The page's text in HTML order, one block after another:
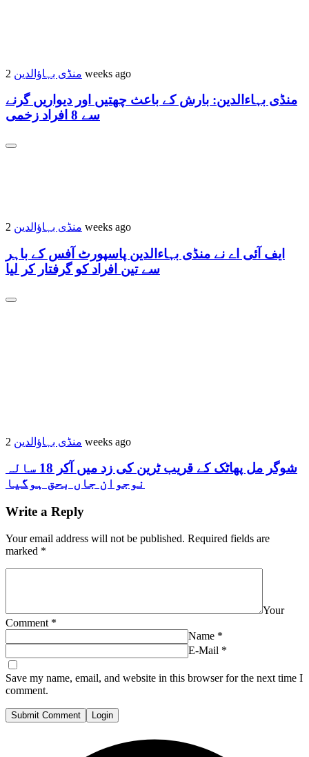
منڈی بہاؤالدین 2 weeks ago
منڈی بہاءالدین: بارش کے باعث چھتیں اور دیواریں گرنے
سے 8 افراد زخمی
منڈی بہاؤالدین 2 weeks ago
ایف آئی اے نے منڈی بہاءالدین پاسپورٹ آفس کے باہر
سے تین افراد کو گرفتار کر لیا
منڈی بہاؤالدین 2 weeks ago
شوگر مل پھاٹک کے قریب ٹرین کی زد میں آکر 18 سالہ
نوجوان جاں بحق ہوگیا
Write a Reply
Your email address will not be published. Required fields are
marked *
Your
Comment *
Name *
E-Mail *
Save my name, email, and website in this browser for the next time I
comment.
Submit Comment Login